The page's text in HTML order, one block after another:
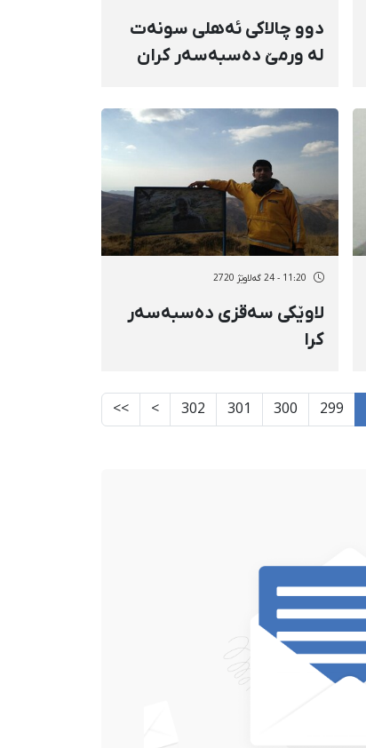
دوو چالاکی ئەهلی سونەت
لە ورمێ دەسبەسەر کران
11:20 - 24 گەلاوێژ 2720
لاوێکی سەقزی دەسبەسەر
کرا
299
300
301
302
>
>>